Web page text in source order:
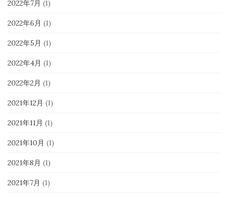
2022年7月 (1)
2022年6月 (1)
2022年5月 (1)
2022年4月 (1)
2022年2月 (1)
2021年12月 (1)
2021年11月 (1)
2021年10月 (1)
2021年8月 (1)
2021年7月 (1)